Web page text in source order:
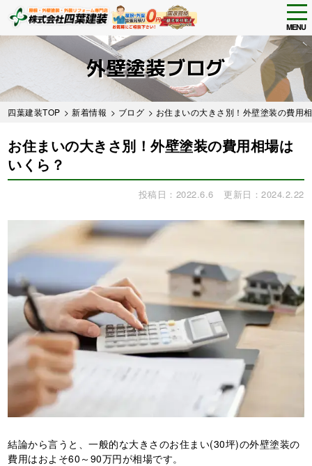
Skip
content
MENU
外壁塗装ブログ
四葉建装TOP >新着情報 > ブログ > お住まいの大きさ別！外壁塗装の費用
お住まいの大きさ別！外壁塗装の費用相場は
いくら？
投稿日：2022.6.6 更新日：2024.2.22
結論から言うと、一般的な大きさのお住まい(30坪)の外壁塗装の
費用はおよそ60～90万円が相場です。